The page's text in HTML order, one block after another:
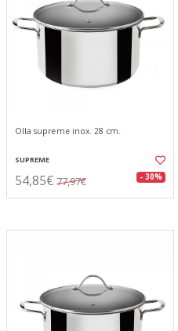
Olla supreme inox. 28 cm.
SUPREME
54,85€ 77,97€ - 30%